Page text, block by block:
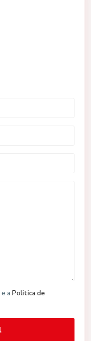
e a Politica de